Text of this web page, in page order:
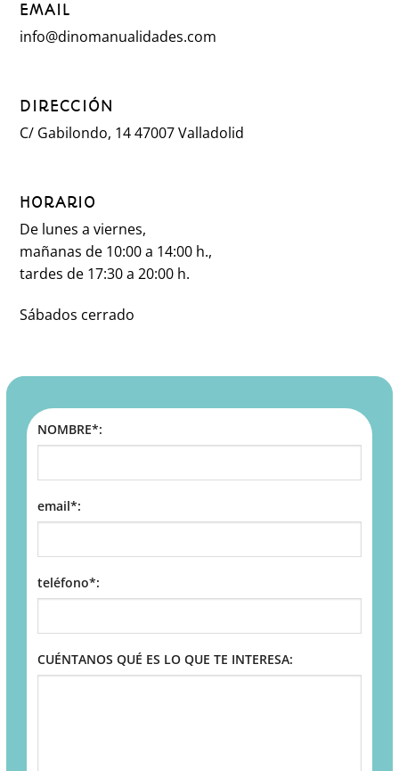
EMAIL
info@dinomanualidades.com
DIRECCIÓN
C/ Gabilondo, 14 47007 Valladolid
HORARIO
De lunes a viernes,
mañanas de 10:00 a 14:00 h.,
tardes de 17:30 a 20:00 h.
Sábados cerrado
NOMBRE*:
email*:
teléfono*:
CUÉNTANOS QUÉ ES LO QUE TE INTERESA: